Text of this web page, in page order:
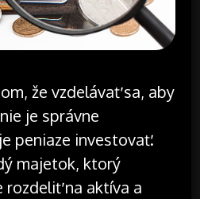
že vzdelávať sa, aby
je správne
peniaze investovať.
majetok, ktorý
rozdeliť na aktíva a